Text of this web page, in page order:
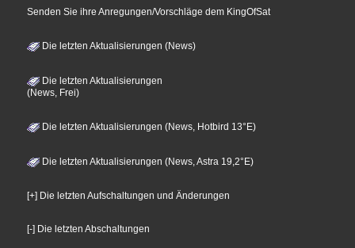
Senden Sie ihre Anregungen/Vorschläge dem KingOfSat
Die letzten Aktualisierungen (News)
Die letzten Aktualisierungen
(News, Frei)
Die letzten Aktualisierungen (News, Hotbird 13°E)
Die letzten Aktualisierungen (News, Astra 19,2°E)
[+] Die letzten Aufschaltungen und Änderungen
[-] Die letzten Abschaltungen